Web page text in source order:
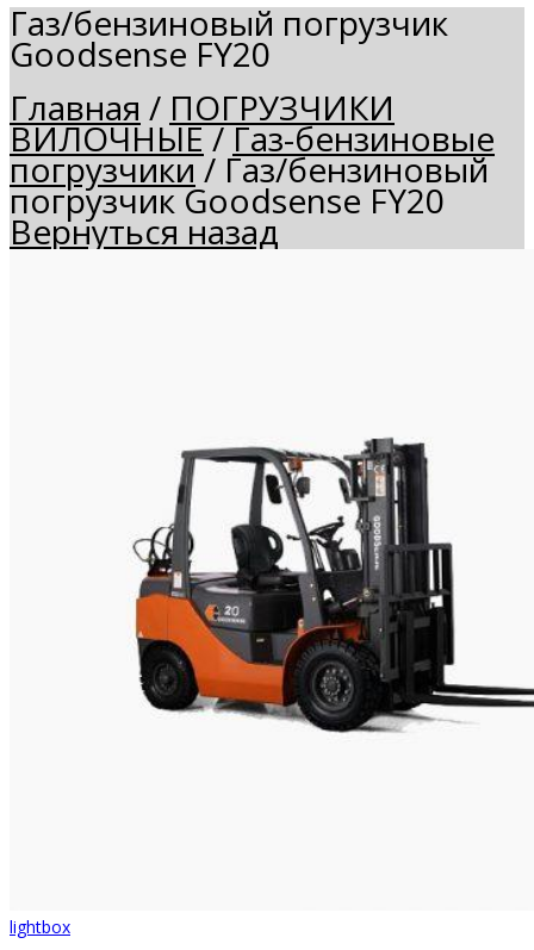
Газ/бензиновый погрузчик
Goodsense FY20
Главная / ПОГРУЗЧИКИ
ВИЛОЧНЫЕ/Газ-бензиновые
погрузчики/ Газ/бензиновый
погрузчик Goodsense FY20
Вернуться назад
lightbox